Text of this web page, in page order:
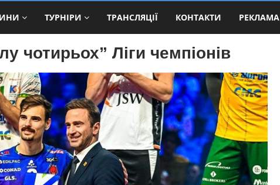
ТУРНІРИ ТРАНСЛЯЦІЇ КОНТАКТИ РЕКЛАМА
чотирьох” Ліги чемпіонів